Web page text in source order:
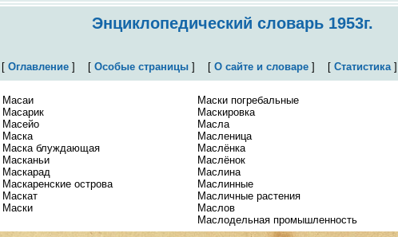
Энциклопедический словарь 1953г.
[ Оглавление] [ Особые страницы] [ О сайте и словаре] [ Статистика]
Масаи
Масарик
Масейо
Маска
Маска блуждающая
Масканьи
Маскарад
Маскаренские острова
Маскат
Маски
Маски погребальные
Маскировка
Масла
Масленица
Маслёнка
Маслёнок
Маслина
Маслинные
Масличные растения
Маслов
Маслодельная промышленность